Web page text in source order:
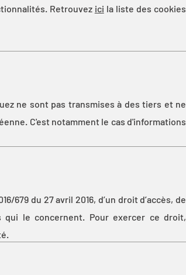
Retrouvez ici la liste des cookies
ne sont pas transmises à des tiers et ne
C'est notamment le cas d'informations
679 du 27 avril 2016, d’un droit d’accès, de
qui le concernent. Pour exercer ce droit,